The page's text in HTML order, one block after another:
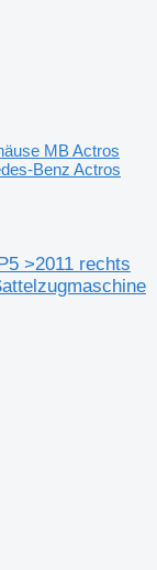
MB Actros
Benz Actros
>2011 rechts